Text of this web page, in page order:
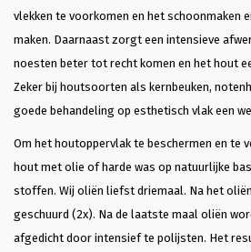
vlekken te voorkomen en het schoonmaken
maken. Daarnaast zorgt een intensieve
noesten beter tot recht komen en het hout
Zeker bij houtsoorten als kernbeuken,
goede behandeling op esthetisch vlak een
Om het houtoppervlak te beschermen en te
hout met olie of harde was op natuurlijke
stoffen. Wij oliën liefst driemaal. Na het
geschuurd (2x). Na de laatste maal oliën
afgedicht door intensief te polijsten. Het